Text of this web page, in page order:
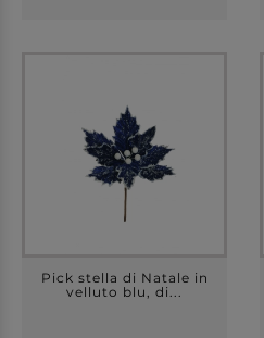
Pick stella di Natale in
velluto blu, di...